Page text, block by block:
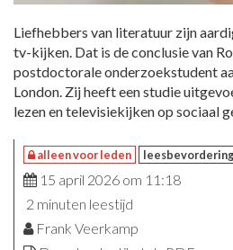
Liefhebbers van literatuur zijn
tv-kijken. Dat is de conclusie van
postdoctorale onderzoekstudent
London. Zij heeft een studie
lezen en televisiekijken op sociaal
alleen voor leden
15 april 2026 om 11:18
2 minuten leestijd
Frank Veerkamp